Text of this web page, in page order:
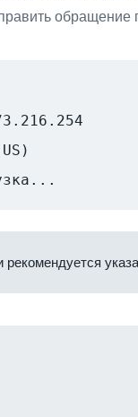
обращение